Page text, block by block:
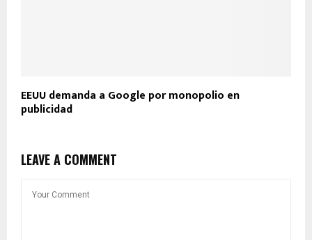
EEUU demanda a Google por monopolio en
publicidad
LEAVE A COMMENT